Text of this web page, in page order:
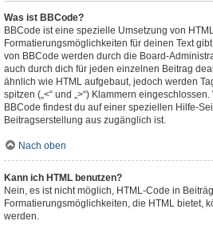
Was ist BBCode?
BBCode ist eine spezielle Umsetzung von
Formatierungsmöglichkeiten für deinen Text
von BBCode werden durch die Board-
auch durch dich für jeden einzelnen Beitrag
ähnlich wie HTML aufgebaut, jedoch werden
spitzen („<“ und „>“) Klammern
BBCode findest du auf einer speziellen Hilfe-
Beitragserstellung aus zugänglich ist.
Nach oben
Kann ich HTML benutzen?
Nein, es ist nicht möglich, HTML-Code in
Formatierungsmöglichkeiten, die HTML bietet,
werden.